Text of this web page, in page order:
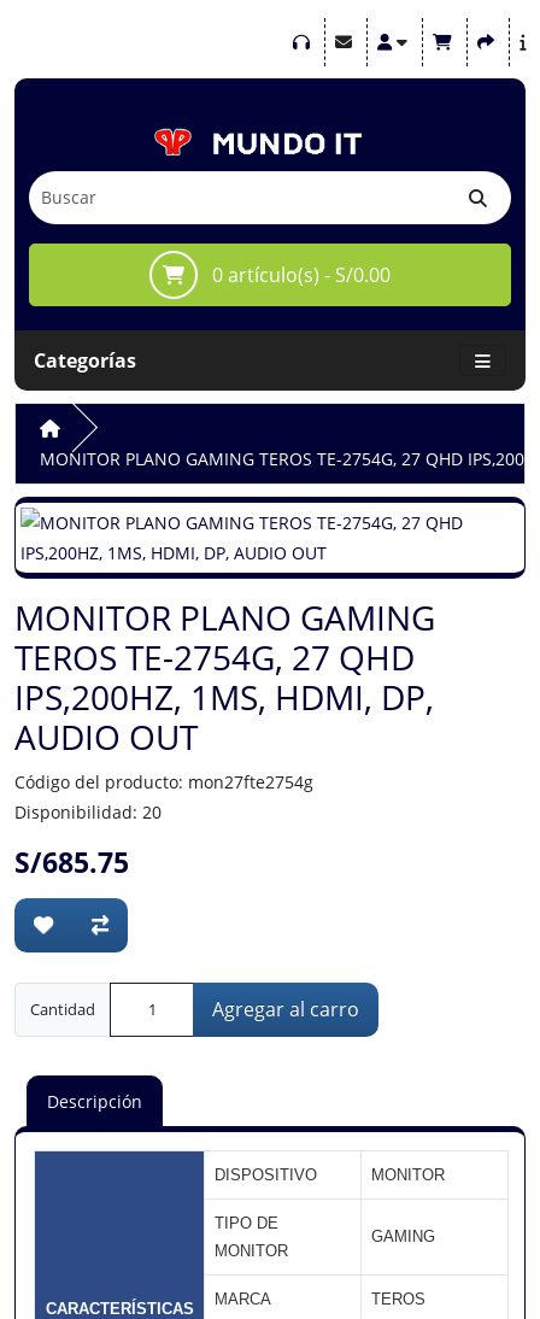
0 artículo(s) - S/0.00
Categorías
MONITOR PLANO GAMING TEROS TE-2754G, 27 QHD
MONITOR PLANO GAMING
TEROS TE-2754G, 27 QHD
IPS,200HZ, 1MS, HDMI, DP,
AUDIO OUT
Código del producto: mon27fte2754g
Disponibilidad: 20
S/685.75
Cantidad Agregar al carro
Descripción
CARACTERÍSTICAS
DISPOSITIVO MONITOR
TIPO DE
MONITOR
GAMING
MARCA TEROS